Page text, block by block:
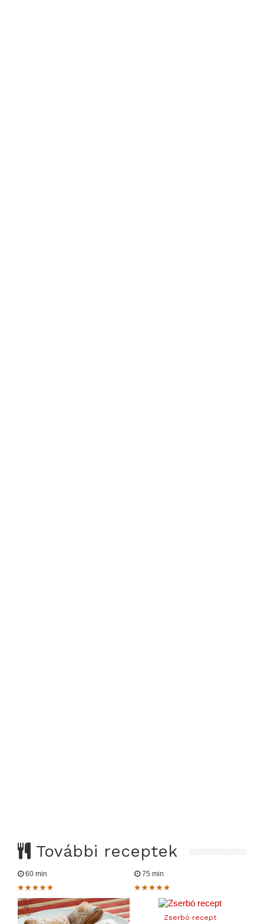
További receptek
60 min 75 min
Zserbó recept